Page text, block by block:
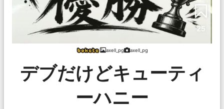
axell_pg axell_pg
デブだけどキューティ
ーハニー